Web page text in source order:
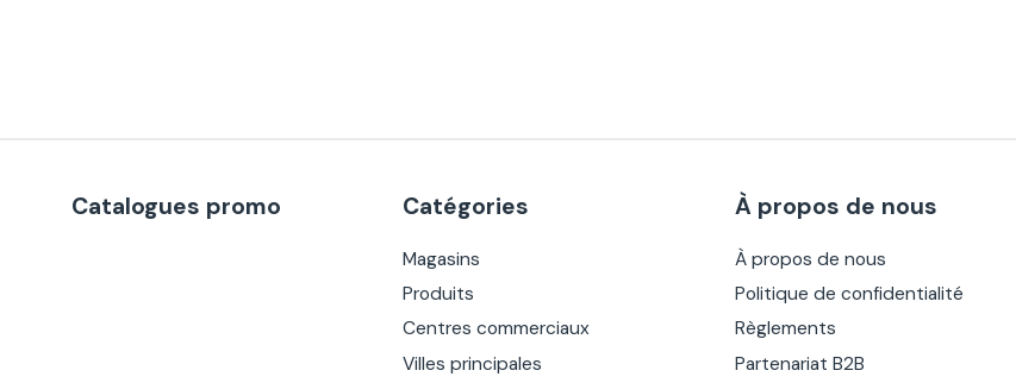
Catalogues promo Catégories
Magasins
Produits
Centres commerciaux
Villes principales
À propos de nous
À propos de nous
Politique de confidentialité
Règlements
Partenariat B2B